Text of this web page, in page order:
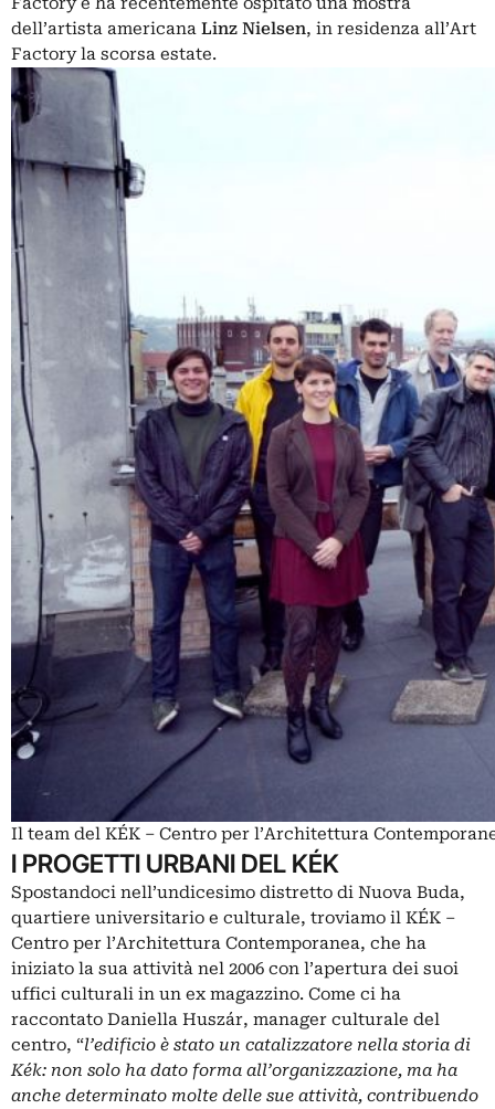
dell’artista americana Linz Nielsen, in residenza all’Art
Factory la scorsa estate.
Il team del KÉK – Centro per l’Architettura
I PROGETTI URBANI DEL KÉK
Spostandoci nell’undicesimo distretto di Nuova Buda,
quartiere universitario e culturale, troviamo il KÉK –
Centro per l’Architettura Contemporanea, che ha
iniziato la sua attività nel 2006 con l’apertura dei suoi
uffici culturali in un ex magazzino. Come ci ha
raccontato Daniella Huszár, manager culturale del
centro, “l’edificio è stato un catalizzatore nella storia di
Kék: non solo ha dato forma all’organizzazione, ma ha
anche determinato molte delle sue attività, contribuendo